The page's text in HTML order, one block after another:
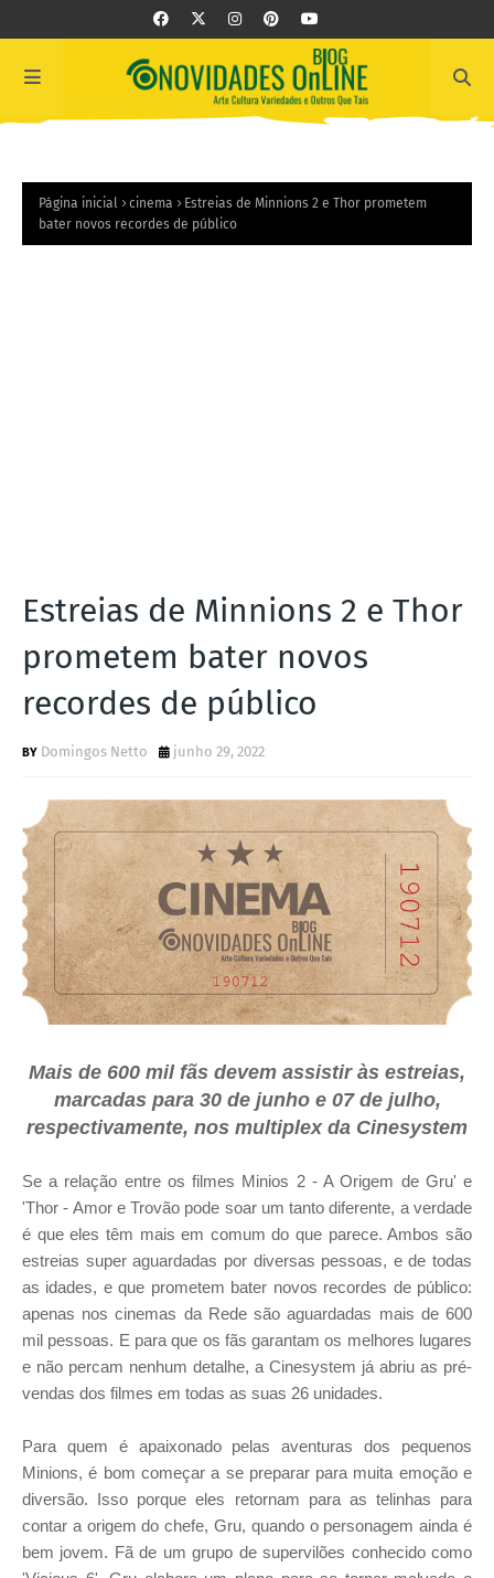
Página inicial cinema
Estreias de Minnions 2 e Thor prometem
bater novos recordes de público
Estreias de Minnions 2 e Thor
prometem bater novos
recordes de público
Domingos Netto junho 29, 2022
Mais de 600 mil fãs devem assistir às estreias,
marcadas para 30 de junho e 07 de julho,
respectivamente, nos multiplex da Cinesystem
Se a relação entre os filmes Minios 2 - A Origem de Gru' e
'Thor - Amor e Trovão pode soar um tanto diferente, a verdade
é que eles têm mais em comum do que parece. Ambos são
estreias super aguardadas por diversas pessoas, e de todas
as idades, e que prometem bater novos recordes de público:
apenas nos cinemas da Rede são aguardadas mais de 600
mil pessoas. E para que os fãs garantam os melhores lugares
e não percam nenhum detalhe, a Cinesystem já abriu as pré-
vendas dos filmes em todas as suas 26 unidades.
Para quem é apaixonado pelas aventuras dos pequenos
Minions, é bom começar a se preparar para muita emoção e
diversão. Isso porque eles retornam para as telinhas para
contar a origem do chefe, Gru, quando o personagem ainda é
bem jovem. Fã de um grupo de supervilões conhecido como